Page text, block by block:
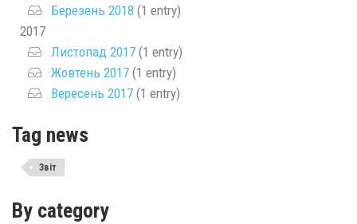
Березень 2018 (1 entry)
2017
Листопад 2017 (1 entry)
Жовтень 2017 (1 entry)
Вересень 2017 (1 entry)
Tag news
Звіт
By category